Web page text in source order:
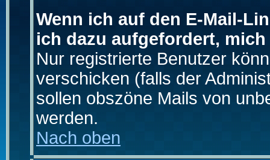
Wenn ich auf den E-Mail-
ich dazu aufgefordert,
Nur registrierte Benutzer
verschicken (falls der
sollen obszöne Mails von
werden.
Nach oben